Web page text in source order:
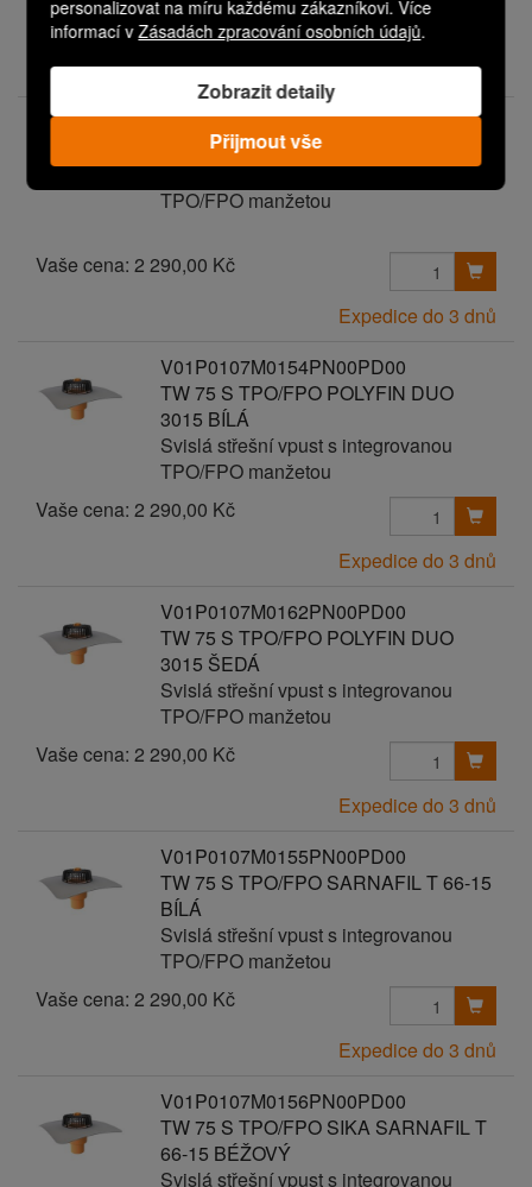
personalizovat na míru každému zákazníkovi. Více
informací vZásadách zpracování osobních údajů.
Zobrazit detaily
Přijmout vše
Vaše cena:2 290,00 Kč
Expedice do 3 dnů
V01P0107M0152PN00PD00
TW 75 S TPO/FPO MONARFIN FM
Svislá střešní vpust s integrovanou
TPO/FPO manžetou
Vaše cena: 2 290,00 Kč
Expedice do 3 dnů
V01P0107M0154PN00PD00
TW 75 S TPO/FPO POLYFIN DUO
3015 BÍLÁ
Svislá střešní vpust s integrovanou
TPO/FPO manžetou
Vaše cena: 2 290,00 Kč
Expedice do 3 dnů
V01P0107M0162PN00PD00
TW 75 S TPO/FPO POLYFIN DUO
3015 ŠEDÁ
Svislá střešní vpust s integrovanou
TPO/FPO manžetou
Vaše cena: 2 290,00 Kč
Expedice do 3 dnů
V01P0107M0155PN00PD00
TW 75 S TPO/FPO SARNAFIL T 66-15
BÍLÁ
Svislá střešní vpust s integrovanou
TPO/FPO manžetou
Vaše cena: 2 290,00 Kč
Expedice do 3 dnů
V01P0107M0156PN00PD00
TW 75 S TPO/FPO SIKA SARNAFIL T
66-15 BÉŽOVÝ
Svislá střešní vpust s integrovanou